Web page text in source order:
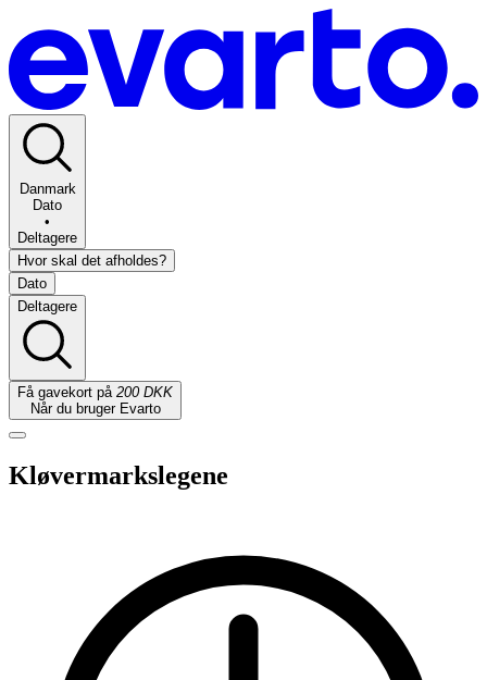
Danmark
Dato
•
Deltagere
Hvor skal det afholdes?
Dato
Deltagere
Få gavekort på 200 DKK
Når du bruger Evarto
Kløvermarkslegene